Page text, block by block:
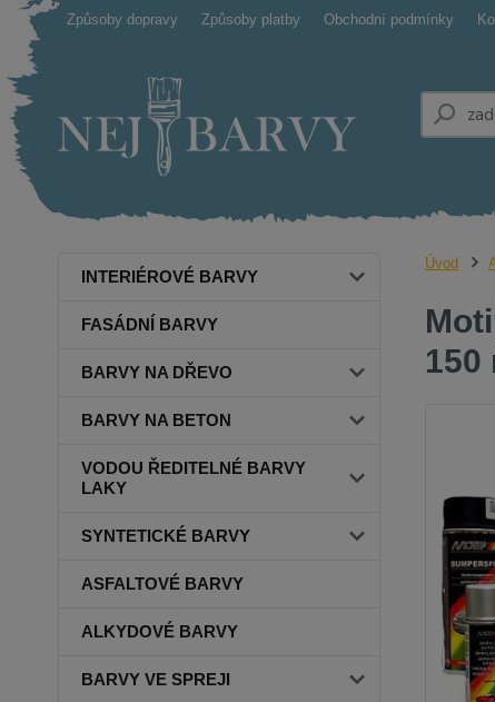
Způsoby dopravy Způsoby platby Obchodní podmínky
INTERIÉROVÉ BARVY
FASÁDNÍ BARVY
BARVY NA DŘEVO
BARVY NA BETON
VODOU ŘEDITELNÉ BARVY
LAKY
SYNTETICKÉ BARVY
ASFALTOVÉ BARVY
ALKYDOVÉ BARVY
BARVY VE SPREJI
Úvod
150